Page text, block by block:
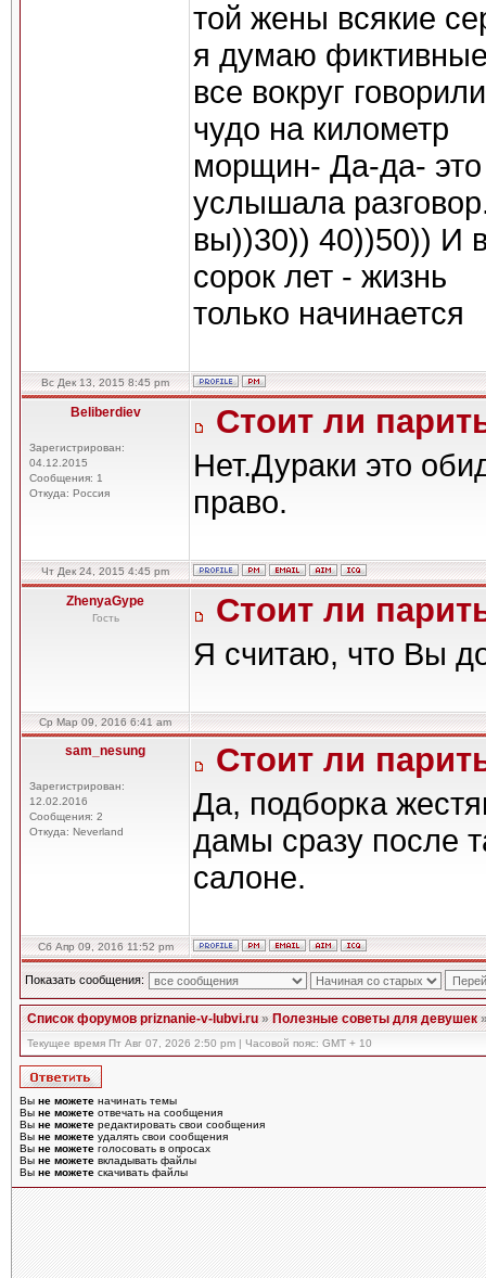
той жены всякие
я думаю
все вокруг
чудо на километр
морщин- Да-да-
услышала
вы))30)) 40))50)) И
сорок лет - жизнь
только начинается
Вс Дек 13, 2015 8:45 pm
Beliberdiev
Зарегистрирован:
04.12.2015
Сообщения: 1
Откуда: Россия
Стоит ли
Нет.Дураки это
право.
Чт Дек 24, 2015 4:45 pm
ZhenyaGype
Гость Стоит ли
Я считаю, что Вы
Ср Мар 09, 2016 6:41 am
sam_nesung
Зарегистрирован:
12.02.2016
Сообщения: 2
Откуда: Neverland
Стоит ли
Да, подборка
дамы сразу после
салоне.
Сб Апр 09, 2016 11:52 pm
Показать сообщения:
Список форумов priznanie-v-lubvi.ru»Полезные советы для девушек
Текущее время Пт Авг 07, 2026 2:50 pm | Часовой пояс: GMT + 10
Вы не можете начинать темы
Вы не можете отвечать на сообщения
Вы не можете редактировать свои сообщения
Вы не можете удалять свои сообщения
Вы не можете голосовать в опросах
Вы не можете вкладывать файлы
Вы не можете скачивать файлы